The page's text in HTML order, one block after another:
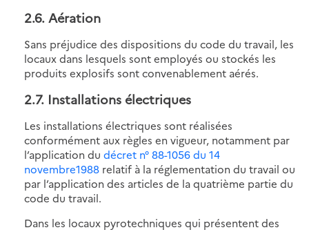
2.6. Aération
Sans préjudice des dispositions du code du travail, les
locaux dans lesquels sont employés ou stockés les
produits explosifs sont convenablement aérés.
2.7. Installations électriques
Les installations électriques sont réalisées
conformément aux règles en vigueur, notamment par
l’application du décret n° 88-1056 du 14
novembre1988 relatif à la réglementation du travail ou
par l’application des articles de la quatrième partie du
code du travail.
Dans les locaux pyrotechniques qui présentent des